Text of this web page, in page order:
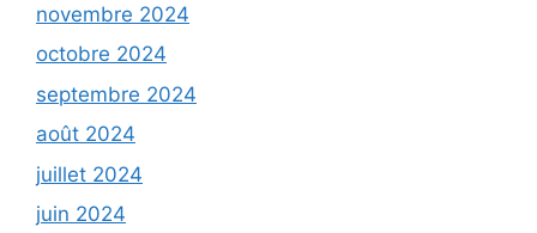
novembre 2024
octobre 2024
septembre 2024
août 2024
juillet 2024
juin 2024